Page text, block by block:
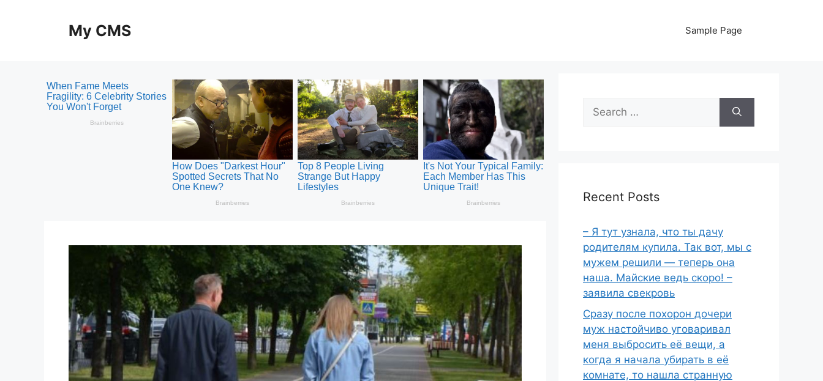
My CMS Sample Page
Search
for:
Recent Posts
– Я тут узнала, что ты дачу
родителям купила. Так вот, мы с
мужем решили — теперь она
наша. Майские ведь скоро! –
заявила свекровь
Сразу после похорон дочери
муж настойчиво уговаривал
меня выбросить её вещи, а
когда я начала убирать в её
комнате, то нашла странную